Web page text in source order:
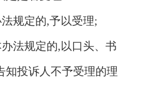
规定的,予以受理;
法规定的,以口头、书
知投诉人不予受理的理